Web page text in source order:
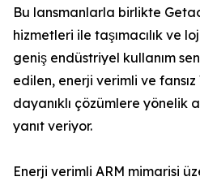
Bu lansmanlarla birlikte
hizmetleri ile taşımacılık ve
geniş endüstriyel kullanım
edilen, enerji verimli ve fansız
dayanıklı çözümlere yönelik
yanıt veriyor.
Enerji verimli ARM mimarisi